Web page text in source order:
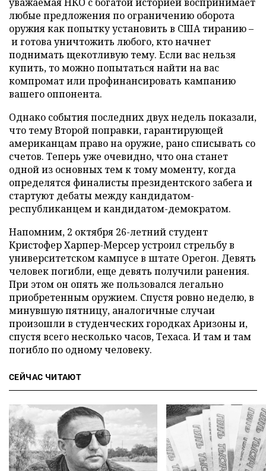
любые предложения по ограничению оборота
оружия как попытку установить в США тиранию –
и готова уничтожить любого, кто начнет
поднимать щекотливую тему. Если вас нельзя
купить, то можно попытаться найти на вас
компромат или профинансировать кампанию
вашего оппонента.
Однако события последних двух недель показали,
что тему Второй поправки, гарантирующей
американцам право на оружие, рано списывать со
счетов. Теперь уже очевидно, что она станет
одной из основных тем к тому моменту, когда
определятся финалисты президентского забега и
стартуют дебаты между кандидатом-
республиканцем и кандидатом-демократом.
Напомним, 2 октября 26-летний студент
Кристофер Харпер-Мерсер устроил стрельбу в
университетском кампусе в штате Орегон. Девять
человек погибли, еще девять получили ранения.
При этом он опять же пользовался легально
приобретенным оружием. Спустя ровно неделю, в
минувшую пятницу, аналогичные случаи
произошли в студенческих городках Аризоны и,
спустя всего несколько часов, Техаса. И там и там
погибло по одному человеку.
СЕЙЧАС ЧИТАЮТ